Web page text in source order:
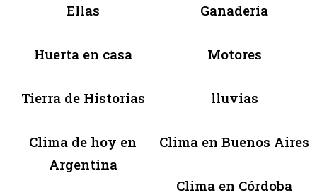
Ellas Ganadería
Huerta en casa Motores
Tierra de Historias lluvias
Clima de hoy en
Argentina
Clima en Buenos Aires
Clima en Córdoba